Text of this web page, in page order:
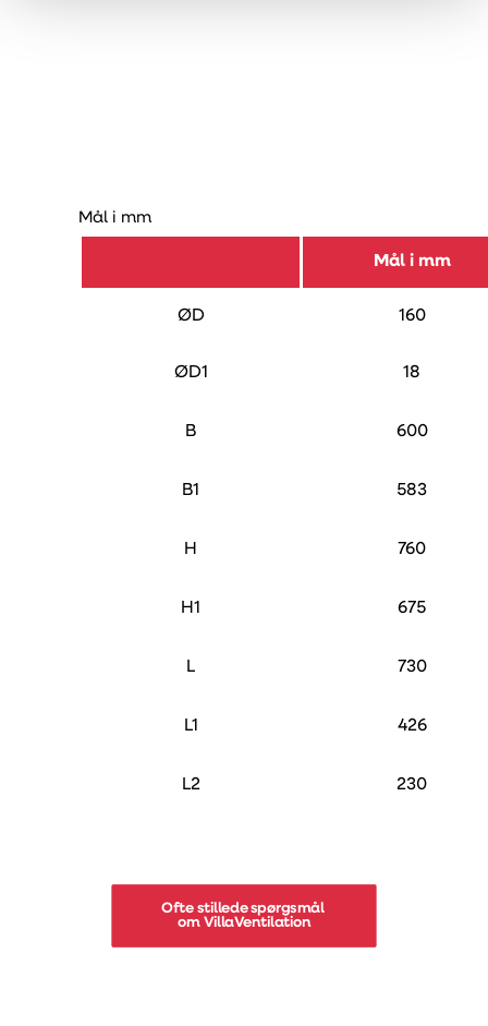
Mål i mm
Mål i mm
ØD 160
ØD1 18
B 600
B1 583
H 760
H1 675
L 730
L1 426
L2 230
Ofte stillede spørgsmål
om VillaVentilation